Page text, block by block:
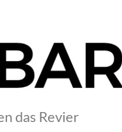
das Revier